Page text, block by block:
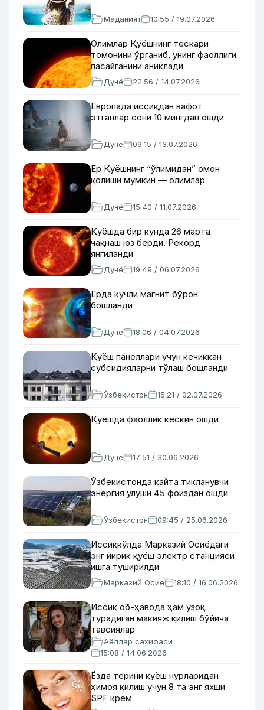
Маданият 10:55 / 19.07.2026
Олимлар Қуёшнинг тескари
томонини ўрганиб, унинг фаоллиги
пасайганини аниқлади
Дунё 22:56 / 14.07.2026
Европада иссиқдан вафот
этганлар сони 10 мингдан ошди
Дунё 09:15 / 13.07.2026
Ер Қуёшнинг “ўлимидан” омон
қолиши мумкин — олимлар
Дунё 15:40 / 11.07.2026
Қуёшда бир кунда 26 марта
чақнаш юз берди. Рекорд
янгиланди
Дунё 19:49 / 06.07.2026
Ерда кучли магнит бўрон
бошланди
Дунё 18:06 / 04.07.2026
Қуёш панеллари учун кечиккан
субсидияларни тўлаш бошланди
Ўзбекистон 15:21 / 02.07.2026
Қуёшда фаоллик кескин ошди
Дунё 17:51 / 30.06.2026
Ўзбекистонда қайта тикланувчи
энергия улуши 45 фоиздан ошди
Ўзбекистон 09:45 / 25.06.2026
Иссиқкўлда Марказий Осиёдаги
энг йирик қуёш электр станцияси
ишга туширилди
Марказий Осиё 18:10 / 16.06.2026
Иссиқ об-ҳавода ҳам узоқ
турадиган макияж қилиш бўйича
тавсиялар
Аёллар саҳифаси
15:08 / 14.06.2026
Ёзда терини қуёш нурларидан
ҳимоя қилиш учун 8 та энг яхши
SPF крем